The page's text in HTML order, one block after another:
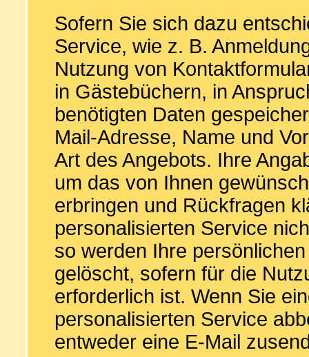
Sofern Sie sich dazu
Service, wie z. B.
Nutzung von
in Gästebüchern, in
benötigten Daten
Mail-Adresse, Name und
Art des Angebots. Ihre
um das von Ihnen
erbringen und Rückfragen
personalisierten Service
so werden Ihre
gelöscht, sofern für die
erforderlich ist. Wenn Sie
personalisierten Service
entweder eine E-Mail